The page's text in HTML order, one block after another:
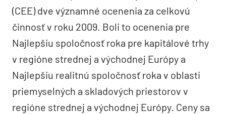
(CEE) dve významné ocenenia za celkovú
činnosť v roku 2009. Boli to ocenenia pre
Najlepšiu spoločnosť roka pre kapitálové trhy
v regióne strednej a východnej Európy a
Najlepšiu realitnú spoločnosť roka v oblasti
priemyselných a skladových priestorov v
regióne strednej a východnej Európy. Ceny sa